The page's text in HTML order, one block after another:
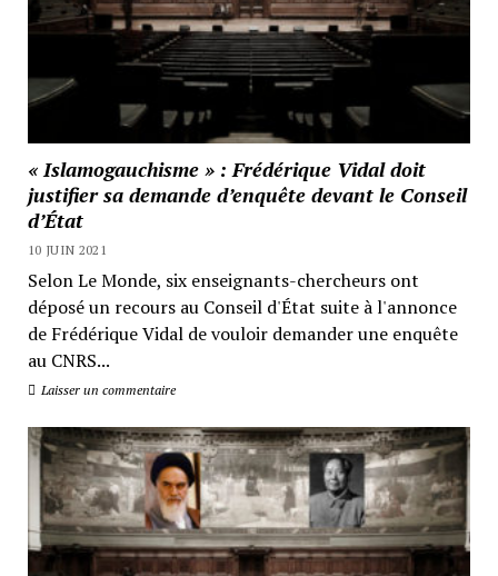
« Islamogauchisme » : Frédérique Vidal doit
justifier sa demande d’enquête devant le Conseil
d’État
10 JUIN 2021
Selon Le Monde, six enseignants-chercheurs ont
déposé un recours au Conseil d'État suite à l'annonce
de Frédérique Vidal de vouloir demander une enquête
au CNRS...
Laisser un commentaire